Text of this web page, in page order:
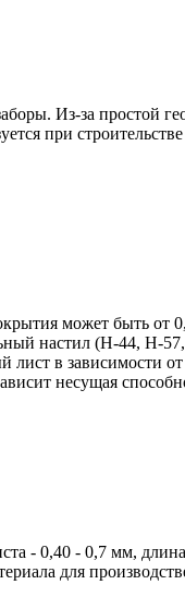
Из-за простой
при
может быть от
настил (Н-44, Н-
в зависимости
несущая
- 0,40 - 0,7 мм,
для